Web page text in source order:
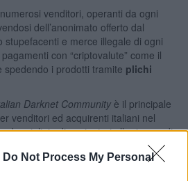
Do Not Process My Personal
venditori, operanti da ogni
dell’anonimato offerto dal
stupefacenti e merce illegale di ogni
con “criptovalute” come il
spedendo i prodotti tramite plichi
Darknet Communityè il principale
venditori ed acquirenti italiani nel
da migliaia di navigatori alla ricerca di
: nel corso dell’inchiesta, difatti, è
attivitàvendita di armi , documenti